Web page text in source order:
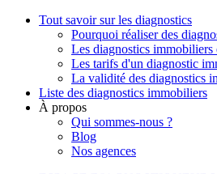
Tout savoir sur les diagnostics
Pourquoi réaliser des
Les diagnostics immobiliers
Les tarifs d'un diagnostic
La validité des diagnostics
Liste des diagnostics immobiliers
À propos
Qui sommes-nous ?
Blog
Nos agences